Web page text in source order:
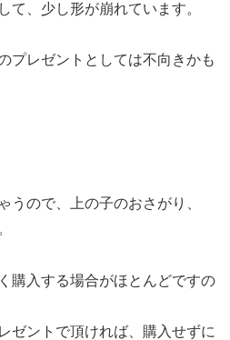
て、少し形が崩れています。
プレゼントとしては不向きかも
うので、上の子のおさがり、
購入する場合がほとんどですの
ゼントで頂ければ、購入せずに